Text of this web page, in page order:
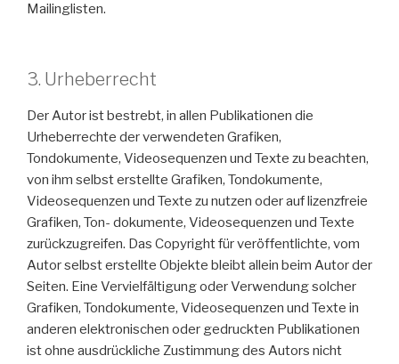
Mailinglisten.
3. Urheberrecht
Der Autor ist bestrebt, in allen Publikationen die
Urheberrechte der verwendeten Grafiken,
Tondokumente, Videosequenzen und Texte zu beachten,
von ihm selbst erstellte Grafiken, Tondokumente,
Videosequenzen und Texte zu nutzen oder auf lizenzfreie
Grafiken, Ton- dokumente, Videosequenzen und Texte
zurückzugreifen. Das Copyright für veröffentlichte, vom
Autor selbst erstellte Objekte bleibt allein beim Autor der
Seiten. Eine Vervielfältigung oder Verwendung solcher
Grafiken, Tondokumente, Videosequenzen und Texte in
anderen elektronischen oder gedruckten Publikationen
ist ohne ausdrückliche Zustimmung des Autors nicht